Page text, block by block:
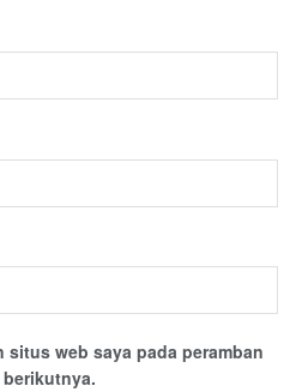
situs web saya pada peramban